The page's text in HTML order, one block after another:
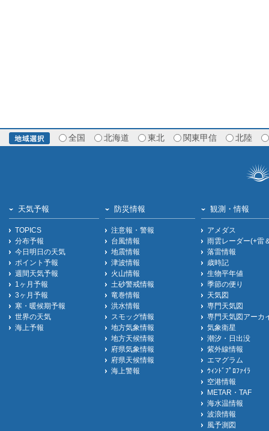
全国 北海道 東北 関東甲信 北陸
天気予報
TOPICS
分布予報
今日明日の天気
ポイント予報
週間天気予報
1ヶ月予報
3ヶ月予報
寒・暖候期予報
世界の天気
海上予報
防災情報
注意報・警報
台風情報
地震情報
津波情報
火山情報
土砂警戒情報
竜巻情報
洪水情報
スモッグ情報
地方気象情報
地方天候情報
府県気象情報
府県天候情報
海上警報
観測・情報
アメダス
雨雲レーダー(+雷
落雷情報
歳時記
生物平年値
季節の便り
天気図
専門天気図
専門天気図アーカ
気象衛星
潮汐・日出没
紫外線情報
エマグラム
ｳｨﾝﾄﾞﾌﾟﾛﾌｧｲﾗ
空港情報
METAR・TAF
海水温情報
波浪情報
風予測図